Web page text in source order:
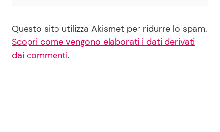
Questo sito utilizza Akismet per ridurre lo spam.
Scopri come vengono elaborati i dati derivati
dai commenti.